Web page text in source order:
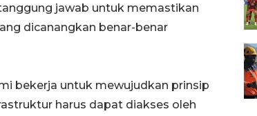
jawab untuk memastikan
dicanangkan benar-benar
bekerja untuk mewujudkan prinsip
harus dapat diakses oleh